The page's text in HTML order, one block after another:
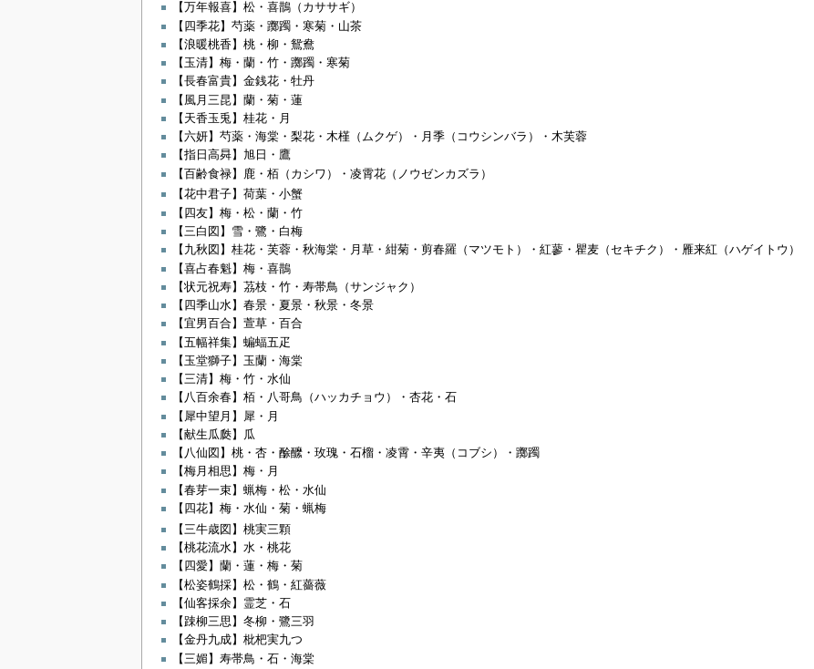
【万年報喜】松・喜鵲（カササギ）
【四季花】芍薬・躑躅・寒菊・山茶
【浪暖桃香】桃・柳・鴛鴦
【玉清】梅・蘭・竹・躑躅・寒菊
【長春富貴】金銭花・牡丹
【風月三昆】蘭・菊・蓮
【天香玉兎】桂花・月
【六妍】芍薬・海棠・梨花・木槿（ムクゲ）・月季（コウシンバラ）・木芙蓉
【指日高曻】旭日・鷹
【百齢食禄】鹿・栢（カシワ）・凌霄花（ノウゼンカズラ）
【花中君子】荷葉・小蟹
【四友】梅・松・蘭・竹
【三白図】雪・鷺・白梅
【九秋図】桂花・芙蓉・秋海棠・月草・紺菊・剪春羅（マツモト）・紅蓼・瞿麦（セキチク）・雁来紅（ハゲイトウ）
【喜占春魁】梅・喜鵲
【状元祝寿】茘枝・竹・寿帯鳥（サンジャク）
【四季山水】春景・夏景・秋景・冬景
【宜男百合】萱草・百合
【五幅祥集】蝙蝠五疋
【玉堂獅子】玉蘭・海棠
【三清】梅・竹・水仙
【八百余春】栢・八哥鳥（ハッカチョウ）・杏花・石
【犀中望月】犀・月
【献生瓜瓞】瓜
【八仙図】桃・杏・酴醿・玫瑰・石榴・凌霄・辛夷（コブシ）・躑躅
【梅月相思】梅・月
【春芽一束】蝋梅・松・水仙
【四花】梅・水仙・菊・蝋梅
【三牛歳図】桃実三顆
【桃花流水】水・桃花
【四愛】蘭・蓮・梅・菊
【松姿鶴採】松・鶴・紅薔薇
【仙客採余】霊芝・石
【踈柳三思】冬柳・鷺三羽
【金丹九成】枇杷実九つ
【三媚】寿帯鳥・石・海棠